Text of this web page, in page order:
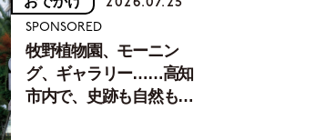
SPONSORED
牧野植物園、モーニン
グ、ギャラリー……高知
市内で、史跡も自然もグ